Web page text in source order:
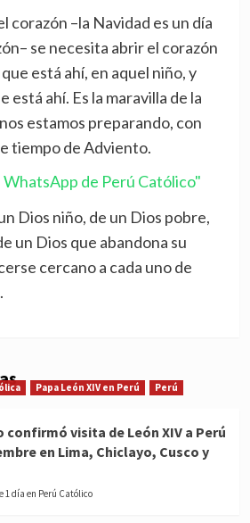
corazón –la Navidad es un día
se necesita abrir el corazón
está ahí, en aquel niño, y
está ahí. Es la maravilla de la
estamos preparando, con
tiempo de Adviento.
WhatsApp de Perú Católico"
Dios niño, de un Dios pobre,
un Dios que abandona su
cercano a cada uno de
Papa León XIV en Perú Perú
confirmó visita de León XIV a Perú
en Lima, Chiclayo, Cusco y
1 día en Perú Católico